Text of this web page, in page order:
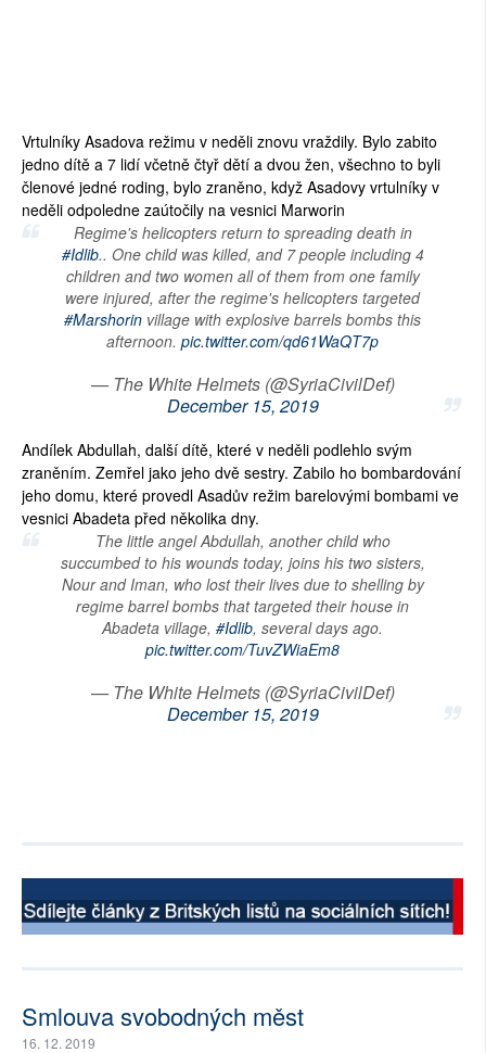
Vrtulníky Asadova režimu v neděli znovu vraždily. Bylo zabito
jedno dítě a 7 lidí včetně čtyř dětí a dvou žen, všechno to byli
členové jedné roding, bylo zraněno, když Asadovy vrtulníky v
neděli odpoledne zaútočily na vesnici Marworin
Regime's helicopters return to spreading death in
#Idlib.. One child was killed, and 7 people including 4
children and two women all of them from one family
were injured, after the regime's helicopters targeted
#Marshorin village with explosive barrels bombs this
afternoon. pic.twitter.com/qd61WaQT7p
— The White Helmets (@SyriaCivilDef)
December 15, 2019
Andílek Abdullah, další dítě, které v neděli podlehlo svým
zraněním. Zemřel jako jeho dvě sestry. Zabilo ho bombardování
jeho domu, které provedl Asadův režim barelovými bombami ve
vesnici Abadeta před několika dny.
The little angel Abdullah, another child who
succumbed to his wounds today, joins his two sisters,
Nour and Iman, who lost their lives due to shelling by
regime barrel bombs that targeted their house in
Abadeta village, #Idlib, several days ago.
pic.twitter.com/TuvZWiaEm8
— The White Helmets (@SyriaCivilDef)
December 15, 2019
Smlouva svobodných měst
16. 12. 2019